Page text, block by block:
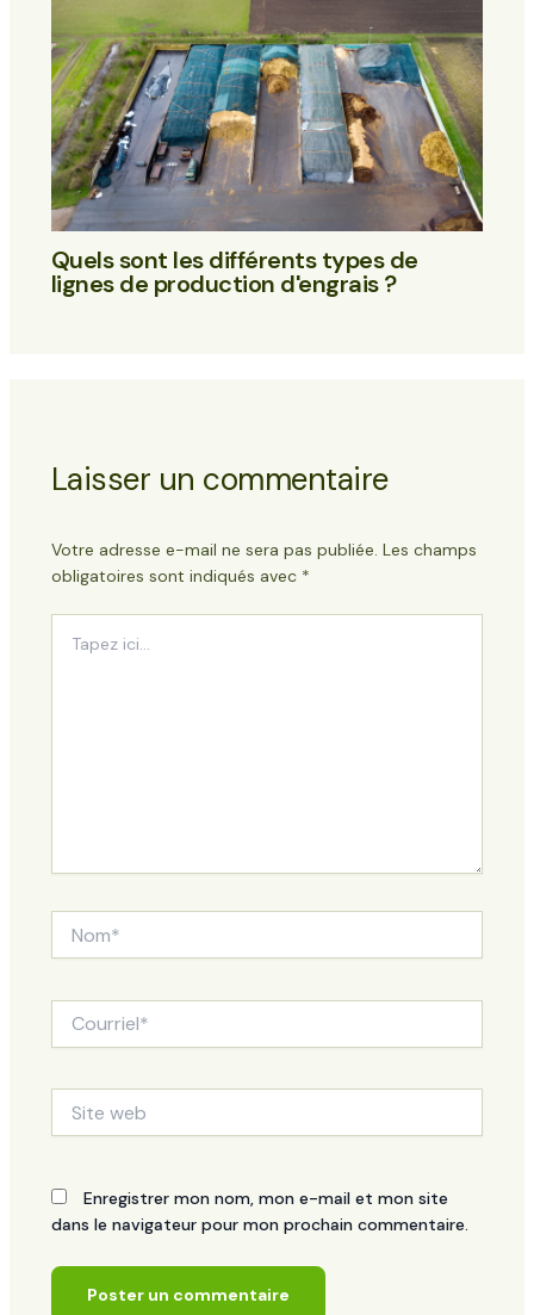
Quels sont les différents types de
lignes de production d'engrais ?
Laisser un commentaire
Votre adresse e-mail ne sera pas publiée. Les champs
obligatoires sont indiqués avec *
ici...
web
Enregistrer mon nom, mon e-mail et mon site
dans le navigateur pour mon prochain commentaire.